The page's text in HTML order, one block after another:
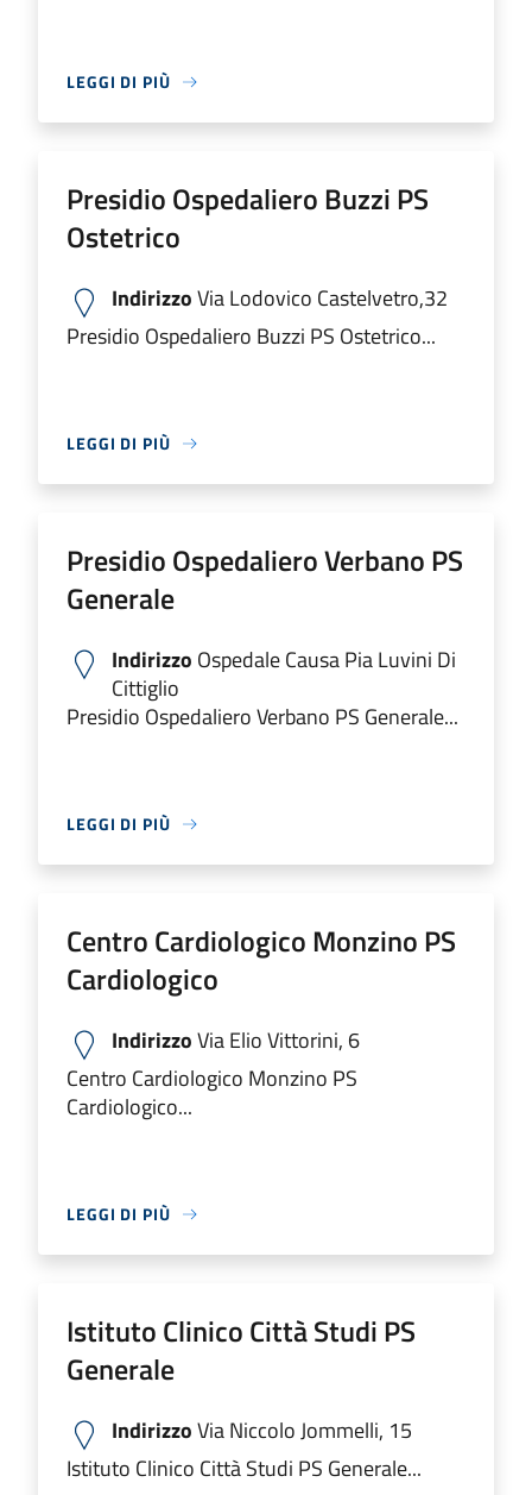
LEGGI DI PIÙ
Presidio Ospedaliero Buzzi PS
Ostetrico
IndirizzoVia Lodovico Castelvetro,32
Presidio Ospedaliero Buzzi PS Ostetrico...
LEGGI DI PIÙ
Presidio Ospedaliero Verbano PS
Generale
Indirizzo Ospedale Causa Pia Luvini Di
Cittiglio
Presidio Ospedaliero Verbano PS Generale...
LEGGI DI PIÙ
Centro Cardiologico Monzino PS
Cardiologico
IndirizzoVia Elio Vittorini, 6
Centro Cardiologico Monzino PS
Cardiologico...
LEGGI DI PIÙ
Istituto Clinico Città Studi PS
Generale
IndirizzoVia Niccolo Jommelli, 15
Istituto Clinico Città Studi PS Generale...